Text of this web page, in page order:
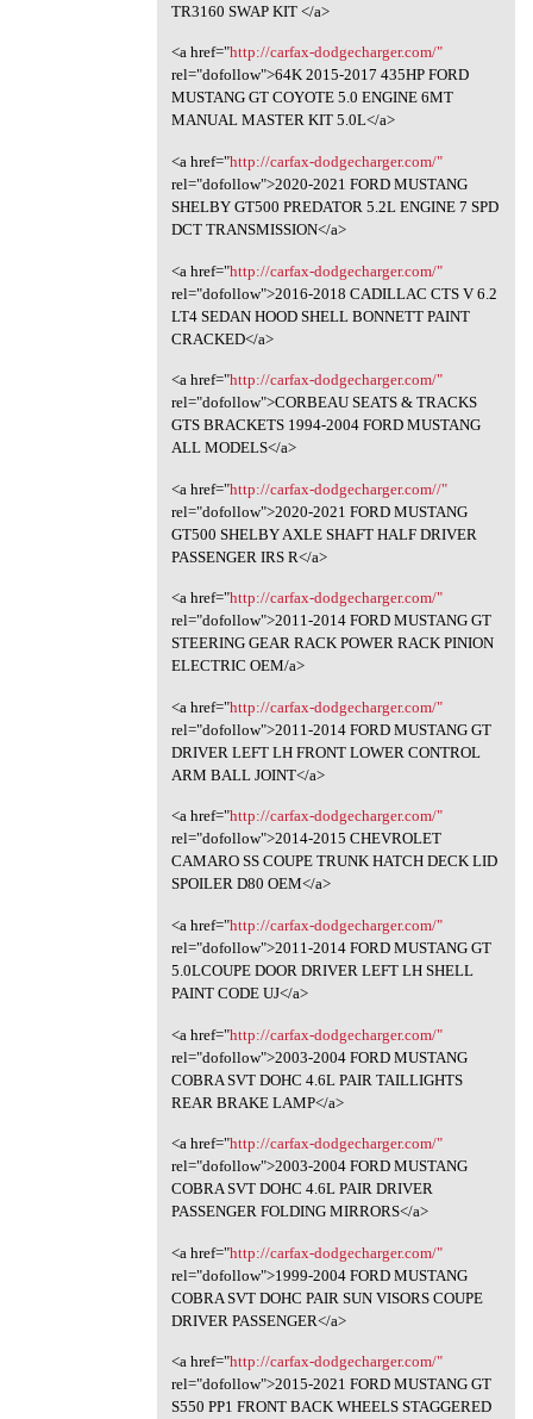
TR3160 SWAP KIT </a>
<a href="http://carfax-dodgecharger.com/"
rel="dofollow">64K 2015-2017 435HP FORD
MUSTANG GT COYOTE 5.0 ENGINE 6MT
MANUAL MASTER KIT 5.0L</a>
<a href="http://carfax-dodgecharger.com/"
rel="dofollow">2020-2021 FORD MUSTANG
SHELBY GT500 PREDATOR 5.2L ENGINE 7 SPD
DCT TRANSMISSION</a>
<a href="http://carfax-dodgecharger.com/"
rel="dofollow">2016-2018 CADILLAC CTS V 6.2
LT4 SEDAN HOOD SHELL BONNETT PAINT
CRACKED</a>
<a href="http://carfax-dodgecharger.com/"
rel="dofollow">CORBEAU SEATS & TRACKS
GTS BRACKETS 1994-2004 FORD MUSTANG
ALL MODELS</a>
<a href="http://carfax-dodgecharger.com//"
rel="dofollow">2020-2021 FORD MUSTANG
GT500 SHELBY AXLE SHAFT HALF DRIVER
PASSENGER IRS R</a>
<a href="http://carfax-dodgecharger.com/"
rel="dofollow">2011-2014 FORD MUSTANG GT
STEERING GEAR RACK POWER RACK PINION
ELECTRIC OEM/a>
<a href="http://carfax-dodgecharger.com/"
rel="dofollow">2011-2014 FORD MUSTANG GT
DRIVER LEFT LH FRONT LOWER CONTROL
ARM BALL JOINT</a>
<a href="http://carfax-dodgecharger.com/"
rel="dofollow">2014-2015 CHEVROLET
CAMARO SS COUPE TRUNK HATCH DECK LID
SPOILER D80 OEM</a>
<a href="http://carfax-dodgecharger.com/"
rel="dofollow">2011-2014 FORD MUSTANG GT
5.0LCOUPE DOOR DRIVER LEFT LH SHELL
PAINT CODE UJ</a>
<a href="http://carfax-dodgecharger.com/"
rel="dofollow">2003-2004 FORD MUSTANG
COBRA SVT DOHC 4.6L PAIR TAILLIGHTS
REAR BRAKE LAMP</a>
<a href="http://carfax-dodgecharger.com/"
rel="dofollow">2003-2004 FORD MUSTANG
COBRA SVT DOHC 4.6L PAIR DRIVER
PASSENGER FOLDING MIRRORS</a>
<a href="http://carfax-dodgecharger.com/"
rel="dofollow">1999-2004 FORD MUSTANG
COBRA SVT DOHC PAIR SUN VISORS COUPE
DRIVER PASSENGER</a>
<a href="http://carfax-dodgecharger.com/"
rel="dofollow">2015-2021 FORD MUSTANG GT
S550 PP1 FRONT BACK WHEELS STAGGERED